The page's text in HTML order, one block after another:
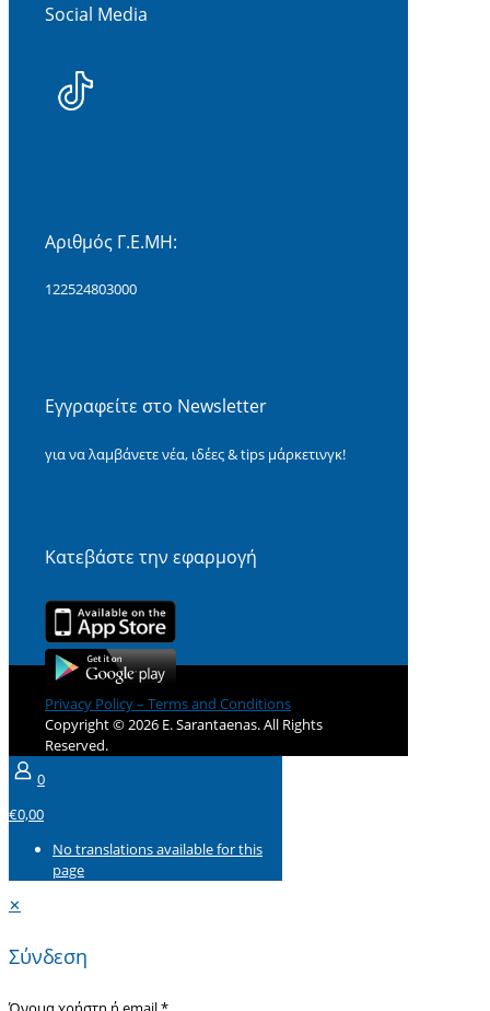
Social Media
Αριθμός Γ.Ε.ΜΗ:
122524803000
Εγγραφείτε στο Newsletter
για να λαμβάνετε νέα, ιδέες & tips μάρκετινγκ!
Κατεβάστε την εφαρμογή
Privacy Policy – Terms and Conditions
Copyright © 2026 E. Sarantaenas. All Rights
Reserved.
0
€0,00
No translations available for this
page
✕
Σύνδεση